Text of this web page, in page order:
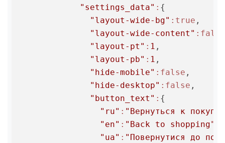
"settings_data" : {
"layout-wide-bg" :true ,
"layout-wide-content" :false
"layout-pt" : 1 ,
"layout-pb" : 1 ,
"hide-mobile" :false ,
"hide-desktop" :false ,
"button_text" : {
"ru" : "Вернуться к
"en" : "Back to shopping"
"ua" : "Повернутися до